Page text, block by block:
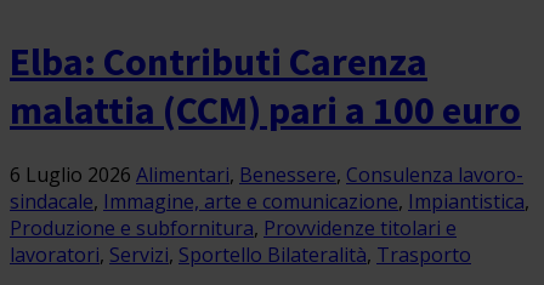
Elba: Contributi Carenza
malattia (CCM) pari a 100 euro
6 Luglio 2026 Alimentari, Benessere, Consulenza lavoro-
sindacale, Immagine, arte e comunicazione, Impiantistica,
Produzione e subfornitura, Provvidenze titolari e
lavoratori, Servizi, Sportello Bilateralità, Trasporto